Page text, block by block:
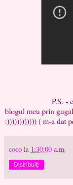
Un
P.S. - chiar
blogul meu prin
:)))))))))))) ( m-a dat
coco la 1:30:00 a.m.
Distribuiți